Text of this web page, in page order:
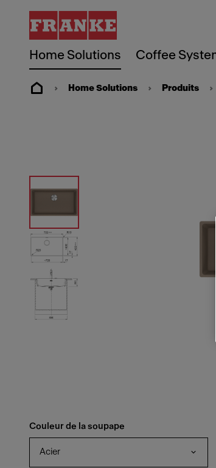
Home Solutions Coffee
Home Solutions Produits
Couleur de la soupape
Acier